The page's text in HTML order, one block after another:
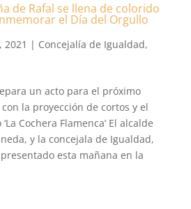
de Rafal se llena de colorido
el Día del Orgullo
2021 | Concejalía de Igualdad,
un acto para el próximo
la proyección de cortos y el
Cochera Flamenca’ El alcalde
y la concejala de Igualdad,
esta mañana en la